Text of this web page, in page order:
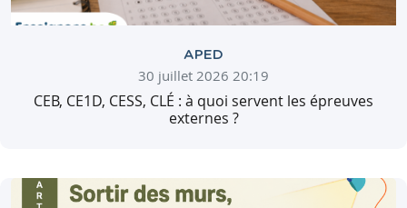
APED
30 juillet 2026 20:19
CEB, CE1D, CESS, CLÉ : à quoi servent les épreuves
externes ?